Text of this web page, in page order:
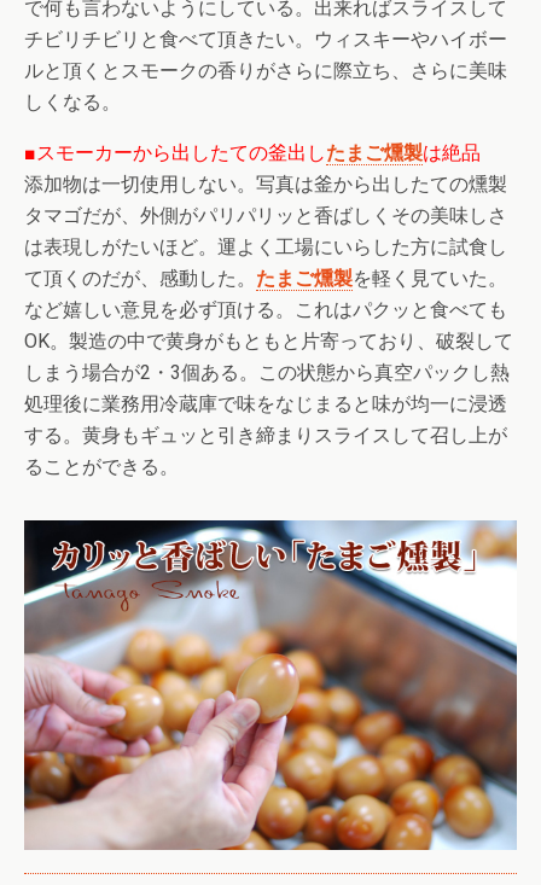
で何も言わないようにしている。出来ればスライスして
チビリチビリと食べて頂きたい。ウィスキーやハイボー
ルと頂くとスモークの香りがさらに際立ち、さらに美味
しくなる。
■スモーカーから出したての釜出したまご燻製は絶品
添加物は一切使用しない。写真は釜から出したての燻製
タマゴだが、外側がパリパリッと香ばしくその美味しさ
は表現しがたいほど。運よく工場にいらした方に試食し
て頂くのだが、感動した。 たまご燻製を軽く見ていた。
など嬉しい意見を必ず頂ける。これはパクッと食べても
OK。製造の中で黄身がもともと片寄っており、破裂して
しまう場合が2・3個ある。この状態から真空パックし熱
処理後に業務用冷蔵庫で味をなじまると味が均一に浸透
する。黄身もギュッと引き締まりスライスして召し上が
ることができる。